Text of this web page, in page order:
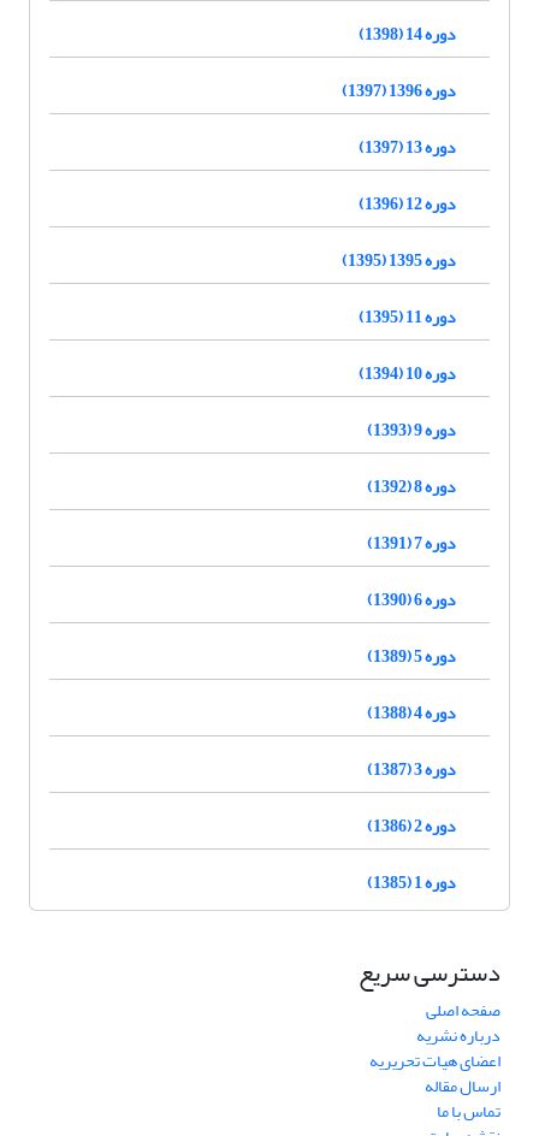
دوره 14 (1398)
دوره 1396 (1397)
دوره 13 (1397)
دوره 12 (1396)
دوره 1395 (1395)
دوره 11 (1395)
دوره 10 (1394)
دوره 9 (1393)
دوره 8 (1392)
دوره 7 (1391)
دوره 6 (1390)
دوره 5 (1389)
دوره 4 (1388)
دوره 3 (1387)
دوره 2 (1386)
دوره 1 (1385)
دسترسی سریع
صفحه اصلی
درباره نشریه
اعضای هیات تحریریه
ارسال مقاله
تماس با ما